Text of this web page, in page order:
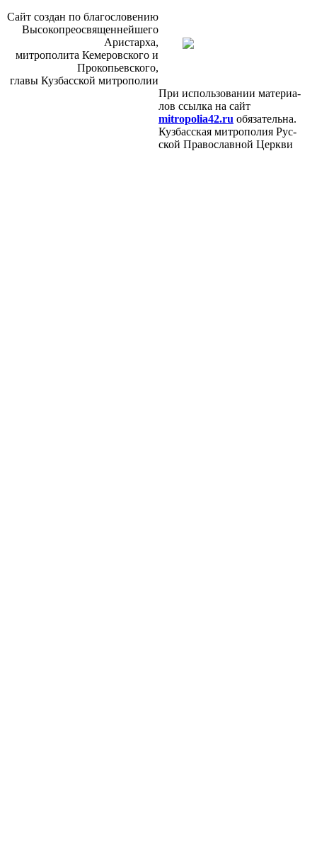
Сайт со­здан по бла­го­сло­ве­нию
Вы­со­ко­прео­свя­щен­ней­ше­го
Ари­стар­ха,
мит­ро­по­ли­та Ке­ме­ров­ско­го и
Про­ко­пьев­ско­го,
гла­вы Куз­бас­ской мит­ро­по­лии
При ис­поль­зо­ва­нии ма­те­ри­а­
лов ссыл­ка на сайт
mitropolia42.ru обя­за­тель­на.
Куз­бас­ская мит­ро­по­лия Рус­
ской Пра­во­слав­ной Церк­ви